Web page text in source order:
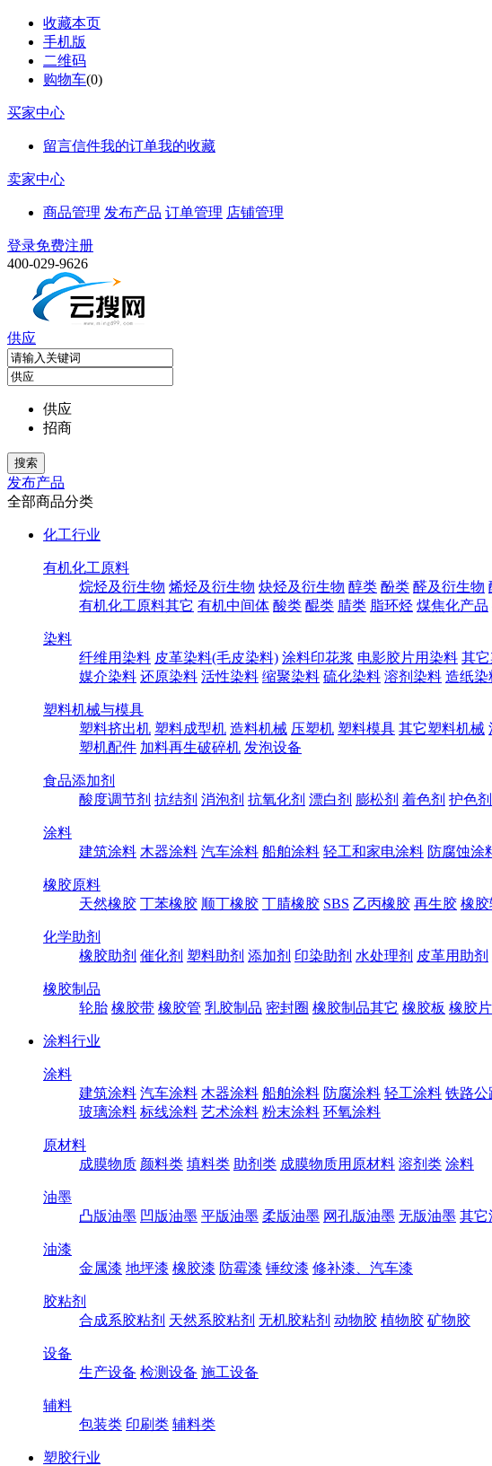
收藏本页
手机版
二维码
购物车(0)
买家中心
留言信件我的订单我的收藏
卖家中心
商品管理 发布产品 订单管理 店铺管理
登录免费注册
400-029-9626
供应
供应
招商
发布产品
全部商品分类
化工行业
有机化工原料
烷烃及衍生物 烯烃及衍生物 炔烃及衍生物 醇类 酚类 醛及衍生物
有机化工原料其它 有机中间体 酸类 醌类 腈类 脂环烃 煤焦化产品
染料
纤维用染料 皮革染料(毛皮染料) 涂料印花浆 电影胶片用染料 其
媒介染料 还原染料 活性染料 缩聚染料 硫化染料 溶剂染料 造纸染
塑料机械与模具
塑料挤出机 塑料成型机 造料机械 压塑机 塑料模具 其它塑料机械
塑机配件 加料再生破碎机 发泡设备
食品添加剂
酸度调节剂 抗结剂 消泡剂 抗氧化剂 漂白剂 膨松剂 着色剂 护色剂
涂料
建筑涂料 木器涂料 汽车涂料 船舶涂料 轻工和家电涂料 防腐蚀涂
橡胶原料
天然橡胶 丁苯橡胶 顺丁橡胶 丁腈橡胶 SBS 乙丙橡胶 再生胶 橡
化学助剂
橡胶助剂 催化剂 塑料助剂 添加剂 印染助剂 水处理剂 皮革用助剂
橡胶制品
轮胎 橡胶带 橡胶管 乳胶制品 密封圈 橡胶制品其它 橡胶板 橡胶片
涂料行业
涂料
建筑涂料 汽车涂料 木器涂料 船舶涂料 防腐涂料 轻工涂料 铁路公
玻璃涂料 标线涂料 艺术涂料 粉末涂料 环氧涂料
原材料
成膜物质 颜料类 填料类 助剂类 成膜物质用原材料 溶剂类 涂料
油墨
凸版油墨 凹版油墨 平版油墨 柔版油墨 网孔版油墨 无版油墨 其它
油漆
金属漆 地坪漆 橡胶漆 防霉漆 锤纹漆 修补漆、汽车漆
胶粘剂
合成系胶粘剂 天然系胶粘剂 无机胶粘剂 动物胶 植物胶 矿物胶
设备
生产设备 检测设备 施工设备
辅料
包装类 印刷类 辅料类
塑胶行业